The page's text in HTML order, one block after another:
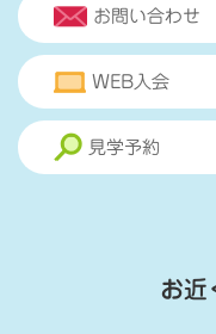
お問い合わせ
WEB入会
見学予約
お近